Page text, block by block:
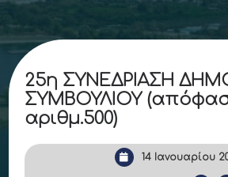
25η ΣΥΝΕΔΡΙΑΣΗ
ΣΥΜΒΟΥΛΙΟΥ
αριθμ.500)
14 Ιανουαρίου